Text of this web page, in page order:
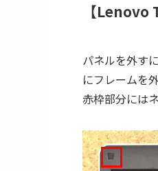
【Lenovo
パネルを外す
にフレームを
赤枠部分には